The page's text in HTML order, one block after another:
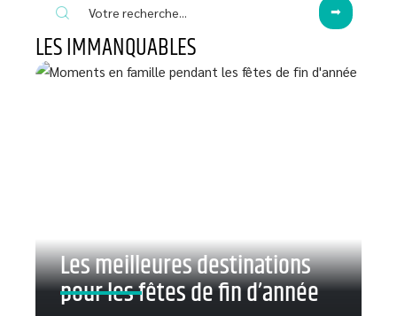
LES IMMANQUABLES
Les meilleures destinations
pour les fêtes de fin d’année